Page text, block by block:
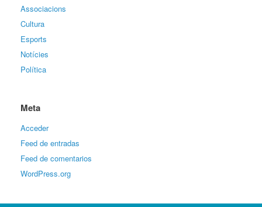
Associacions
Cultura
Esports
Notícies
Política
Meta
Acceder
Feed de entradas
Feed de comentarios
WordPress.org